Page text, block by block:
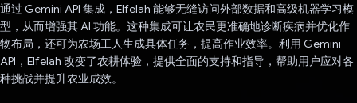
通过 Gemini API 集成，Elfelah 能够无缝访问外部数据和高级机器学习模
型，从而增强其 AI 功能。这种集成可让农民更准确地诊断疾病并优化作
物布局，还可为农场工人生成具体任务，提高作业效率。利用 Gemini
API，Elfelah 改变了农耕体验，提供全面的支持和指导，帮助用户应对各
种挑战并提升农业成效。